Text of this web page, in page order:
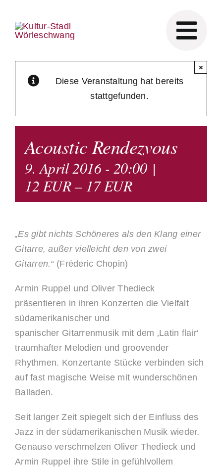
content
Diese Veranstaltung hat bereits
stattgefunden.
×
Acoustic Rendezvous
9. April 2016 - 20:00 |
12 EUR – 17 EUR
„Es gibt nichts Schöneres als den Klang einer
Gitarre, außer vielleicht den von zwei
Gitarren.“(Fréderic Chopin)
Armin Ruppel und Oliver Thedieck
präsentieren in ihren Konzerten die Vielfalt
südamerikanischer und
spanischer Gitarrenmusik mit dem ‚Latin flair‘
traumhafter Melodien und groovender
Rhythmen. Konzertante Stücke verbinden sich
auf fast magische Weise mit wunderschönen
Balladen.
Seit langer Zeit spiegelt sich der Einfluss des
Jazz in der südamerikanischen Musik wieder.
Genauso verschmelzen Oliver Thedieck und
Armin Ruppel ihre Stile in gefühlvollem